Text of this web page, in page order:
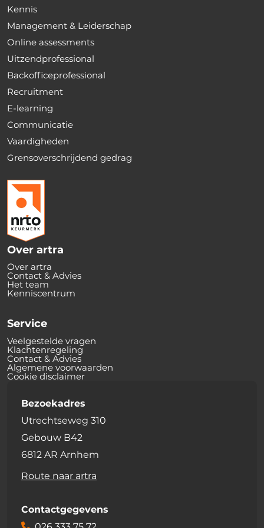
Kennis
Management & Leiderschap
Online assessments
Uitzendprofessional
Backofficeprofessional
Recruitment
E-learning
Communicatie
Vaardigheden
Grensoverschrijdend gedrag
Over artra
Over artra
Contact & Advies
Het team
Kenniscentrum
Service
Veelgestelde vragen
Klachtenregeling
Contact & Advies
Algemene voorwaarden
Cookie disclaimer
Bezoekadres
Utrechtseweg 310
Gebouw B42
6812 AR Arnhem
Route naar artra
Contactgegevens